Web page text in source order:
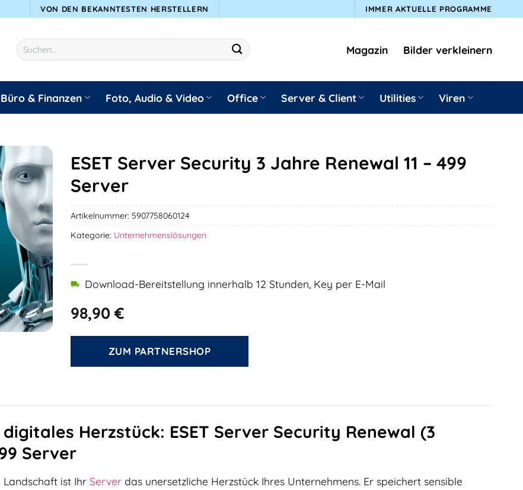
VON DEN BEKANNTESTEN HERSTELLERN IMMER AKTUELLE PROGRAMME
Suchen
nach:
Magazin Bilder verkleinern
Büro & Finanzen Foto, Audio & Video Office Server & Client Utilities Viren
ESET Server Security 3 Jahre Renewal 11 – 499
Server
98,90€
Download-Bereitstellung innerhalb 12 Stunden, Key per E-Mail
ZUM PARTNERSHOP
Artikelnummer: 5907758060124
Kategorie: Unternehmenslösungen
Herzstück: ESET Server Security Renewal (3
Server
ist Ihr Serverdas unersetzliche Herzstück Ihres Unternehmens. Er speichert sensible